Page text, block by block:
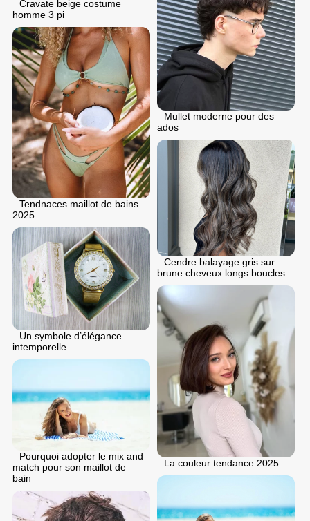
Cravate beige costume
homme 3 pi
Mullet moderne pour des
ados
Tendnaces maillot de bains
2025
Cendre balayage gris sur
brune cheveux longs boucles
Un symbole d’élégance
intemporelle
La couleur tendance 2025
Pourquoi adopter le mix and
match pour son maillot de
bain